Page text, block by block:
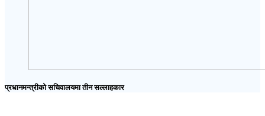
प्रधानमन्त्रीको सचिवालयमा तीन सल्लाहकार